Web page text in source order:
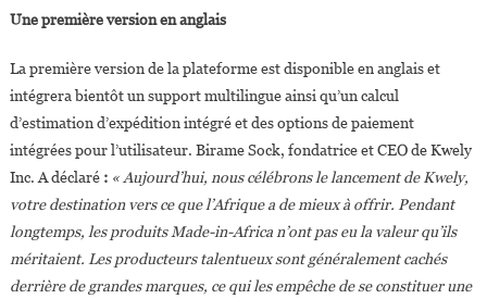
Une première version en anglais
La première version de la plateforme est disponible en anglais et
intégrera bientôt un support multilingue ainsi qu’un calcul
d’estimation d’expédition intégré et des options de paiement
intégrées pour l’utilisateur. Birame Sock, fondatrice et CEO de Kwely
Inc. A déclaré : « Aujourd’hui, nous célébrons le lancement de Kwely,
votre destination vers ce que l’Afrique a de mieux à offrir. Pendant
longtemps, les produits Made-in-Africa n’ont pas eu la valeur qu’ils
méritaient. Les producteurs talentueux sont généralement cachés
derrière de grandes marques, ce qui les empêche de se constituer une